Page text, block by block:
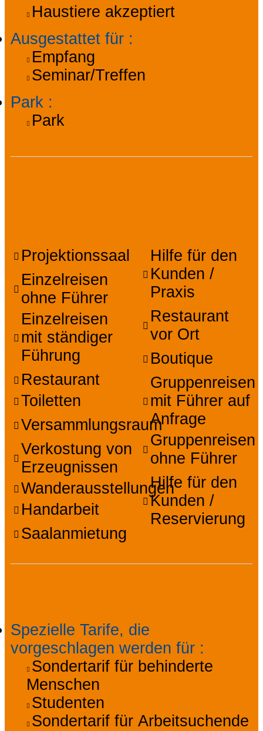
Haustiere akzeptiert
Ausgestattet für :
Empfang
Seminar/Treffen
Park :
Park
Projektionssaal
Einzelreisen
ohne Führer
Einzelreisen
mit ständiger
Führung
Restaurant
Toiletten
Versammlungsraum
Verkostung von
Erzeugnissen
Wanderausstellungen
Handarbeit
Saalanmietung
Hilfe für den
Kunden /
Praxis
Restaurant
vor Ort
Boutique
Gruppenreisen
mit Führer auf
Anfrage
Gruppenreisen
ohne Führer
Hilfe für den
Kunden /
Reservierung
Spezielle Tarife, die
vorgeschlagen werden für :
Sondertarif für behinderte
Menschen
Studenten
Sondertarif für Arbeitsuchende